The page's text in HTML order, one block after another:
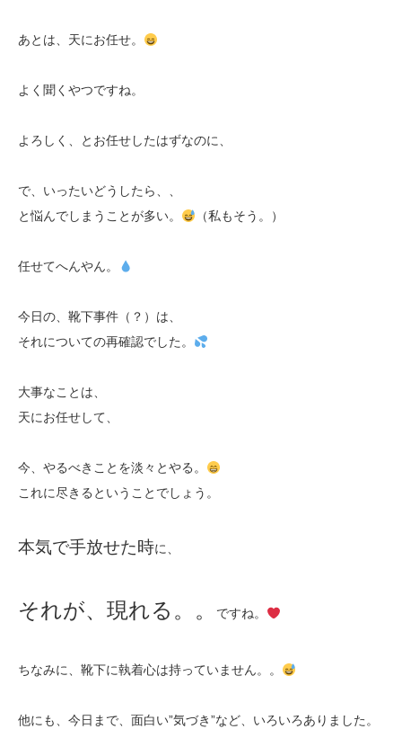
あとは、天にお任せ。
よく聞くやつですね。
よろしく、とお任せしたはずなのに、
で、いったいどうしたら、、
と悩んでしまうことが多い。
（私もそう。）
任せてへんやん。
今日の、靴下事件（？）は、
それについての再確認でした。
大事なことは、
天にお任せして、
今、やるべきことを淡々とやる。
これに尽きるということでしょう。
本気で手放せた時に、
それが、現れる。。 ですね。
ちなみに、靴下に執着心は持っていません。。
他にも、今日まで、面白い”気づき”など、いろいろありました。